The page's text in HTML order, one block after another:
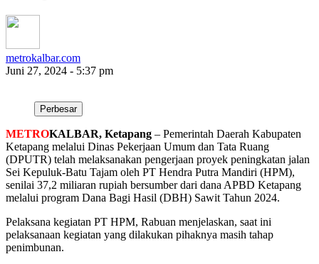
metrokalbar.com
Juni 27, 2024 - 5:37 pm
Perbesar
METROKALBAR, Ketapang – Pemerintah Daerah Kabupaten
Ketapang melalui Dinas Pekerjaan Umum dan Tata Ruang
(DPUTR) telah melaksanakan pengerjaan proyek peningkatan jalan
Sei Kepuluk-Batu Tajam oleh PT Hendra Putra Mandiri (HPM),
senilai 37,2 miliaran rupiah bersumber dari dana APBD Ketapang
melalui program Dana Bagi Hasil (DBH) Sawit Tahun 2024.
Pelaksana kegiatan PT HPM, Rabuan menjelaskan, saat ini
pelaksanaan kegiatan yang dilakukan pihaknya masih tahap
penimbunan.